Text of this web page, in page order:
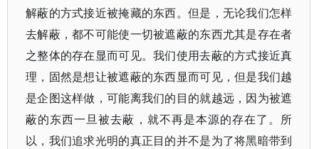
解蔽的方式接近被掩藏的东西。但是，无论我们怎样
去解蔽，都不可能使一切被遮蔽的东西尤其是存在者
之整体的存在显而可见。我们使用去蔽的方式接近真
理，固然是想让被遮蔽的东西显而可见，但是我们越
是企图这样做，可能离我们的目的就越远，因为被遮
蔽的东西一旦被去蔽，就不再是本源的存在了。所
以，我们追求光明的真正目的并不是为了将黑暗带到